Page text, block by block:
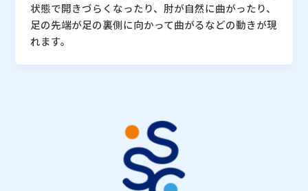
状態で開きづらくなったり、肘が自然に曲がったり、
足の先端が足の裏側に向かって曲がるなどの動きが現
れます。